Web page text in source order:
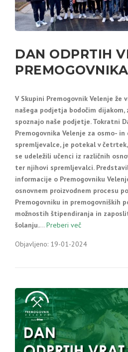
DAN ODPRTIH
V Skupini Premogovnik Velenje
našega podjetja bodočim dijakom,
spoznajo naše podjetje. Tokratni
Premogovnika Velenje za osmo-
spremljevalce, je potekal v četrtek,
se udeležili učenci iz različnih
ter njihovi spremljevalci.
informacije o Premogovniku
osnovnem proizvodnem procesu
Premogovniku in premogovniških
možnostih štipendiranja in
šolanju.… Preberi več
Objavljeno: 19-01-2024